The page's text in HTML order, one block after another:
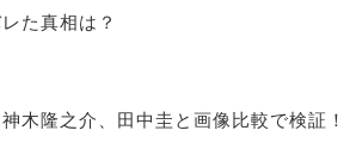
た真相は？
木隆之介、田中圭と画像比較で検証！